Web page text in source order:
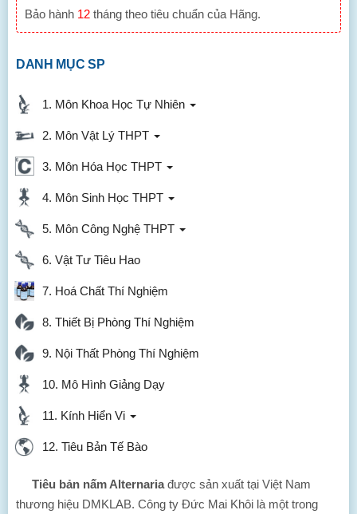
Bảo hành 12 tháng theo tiêu chuẩn của Hãng.
DANH MỤC SP
1. Môn Khoa Học Tự Nhiên
2. Môn Vật Lý THPT
3. Môn Hóa Học THPT
4. Môn Sinh Học THPT
5. Môn Công Nghệ THPT
6. Vật Tư Tiêu Hao
7. Hoá Chất Thí Nghiệm
8. Thiết Bị Phòng Thí Nghiệm
9. Nội Thất Phòng Thí Nghiệm
10. Mô Hình Giảng Dạy
11. Kính Hiển Vi
12. Tiêu Bản Tế Bào
Tiêu bản nấm Alternariađược sản xuất tại Việt Nam
thương hiệu DMKLAB. Công ty Đức Mai Khôi là một trong